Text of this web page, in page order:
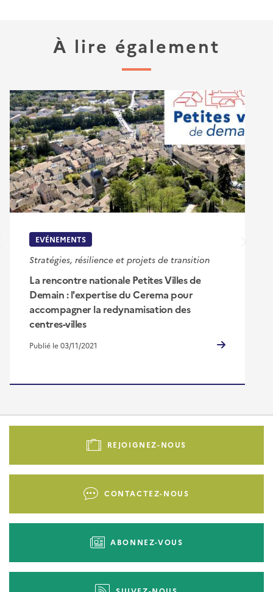
À lire également
EVÉNEMENTS
Stratégies, résilience et projets de transition
La rencontre nationale Petites Villes de
Demain : l'expertise du Cerema pour
accompagner la redynamisation des
centres-villes
Publié le 03/11/2021
Pied
-
REJOIGNEZ-NOUS
CONTACTEZ-NOUS
ABONNEZ-VOUS